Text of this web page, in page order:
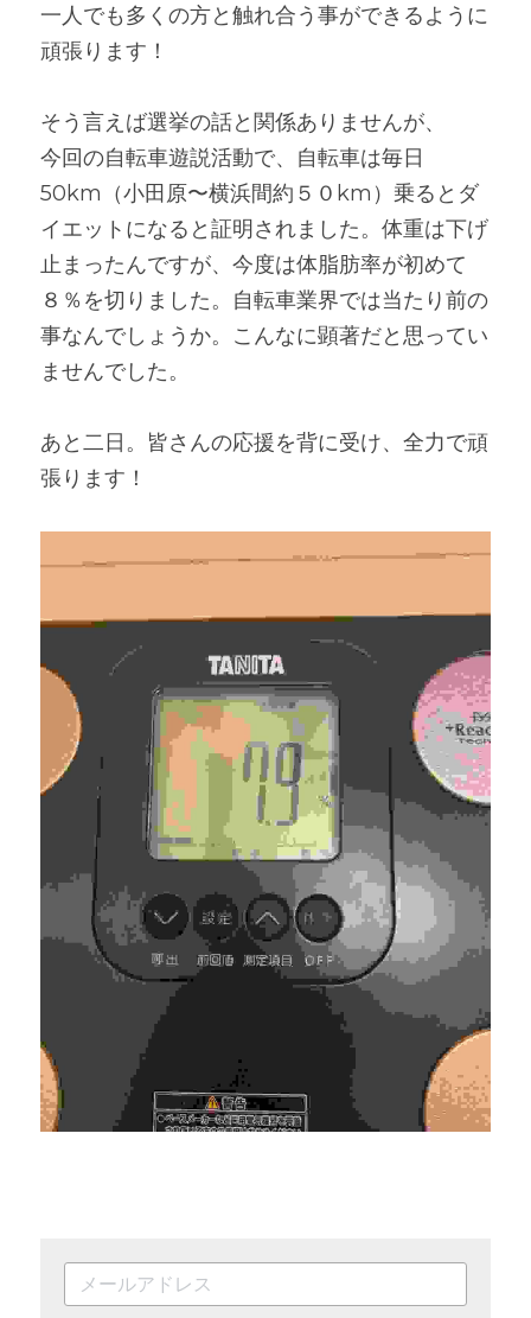
一人でも多くの方と触れ合う事ができるように
頑張ります！
そう言えば選挙の話と関係ありませんが、
今回の自転車遊説活動で、自転車は毎日
50km（小田原〜横浜間約５０km）乗るとダ
イエットになると証明されました。体重は下げ
止まったんですが、今度は体脂肪率が初めて
８％を切りました。自転車業界では当たり前の
事なんでしょうか。こんなに顕著だと思ってい
ませんでした。
あと二日。皆さんの応援を背に受け、全力で頑
張ります！